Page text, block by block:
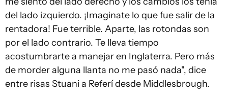
del lado izquierdo. ¡Imaginate lo que fue salir de la
rentadora! Fue terrible. Aparte, las rotondas son
por el lado contrario. Te lleva tiempo
acostumbrarte a manejar en Inglaterra. Pero más
de morder alguna llanta no me pasó nada", dice
entre risas Stuani a Referí desde Middlesbrough.